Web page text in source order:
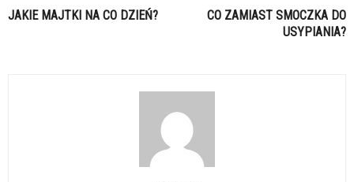
JAKIE MAJTKI NA CO DZIEŃ?
CO ZAMIAST SMOCZKA DO
USYPIANIA?